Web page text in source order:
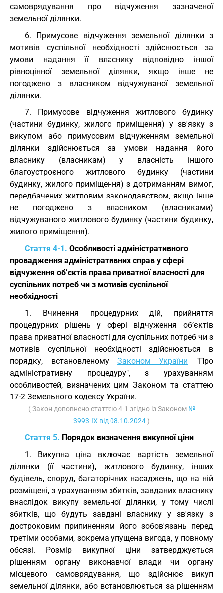
самоврядування про відчуження зазначеної
земельної ділянки.
6. Примусове відчуження земельної ділянки з
мотивів суспільної необхідності здійснюється за
умови надання її власнику відповідно іншої
рівноцінної земельної ділянки, якщо інше не
погоджено з власником відчужуваної земельної
ділянки.
7. Примусове відчуження житлового будинку
(частини будинку, жилого приміщення) у зв'язку з
викупом або примусовим відчуженням земельної
ділянки здійснюється за умови надання його
власнику (власникам) у власність іншого
благоустроєного житлового будинку (частини
будинку, жилого приміщення) з дотриманням вимог,
передбачених житловим законодавством, якщо інше
не погоджено з власником (власниками)
відчужуваного житлового будинку (частини будинку,
жилого приміщення).
Стаття 4-1. Особливості адміністративного
провадження адміністративних справ у сфері
відчуження об’єктів права приватної власності для
суспільних потреб чи з мотивів суспільної
необхідності
1. Вчинення процедурних дій, прийняття
процедурних рішень у сфері відчуження об’єктів
права приватної власності для суспільних потреб чи з
мотивів суспільної необхідності здійснюється в
порядку, встановленому Законом України "Про
адміністративну процедуру", з урахуванням
особливостей, визначених цим Законом та статтею
17-2 Земельного кодексу України.
( Закон доповнено статтею 4-1 згідно із Законом №
3993-IX від 08.10.2024)
Стаття 5. Порядок визначення викупної ціни
1. Викупна ціна включає вартість земельної
ділянки (її частини), житлового будинку, інших
будівель, споруд, багаторічних насаджень, що на ній
розміщені, з урахуванням збитків, завданих власнику
внаслідок викупу земельної ділянки, у тому числі
збитків, що будуть завдані власнику у зв'язку з
достроковим припиненням його зобов'язань перед
третіми особами, зокрема упущена вигода, у повному
обсязі. Розмір викупної ціни затверджується
рішенням органу виконавчої влади чи органу
місцевого самоврядування, що здійснює викуп
земельної ділянки, або встановлюється за рішенням